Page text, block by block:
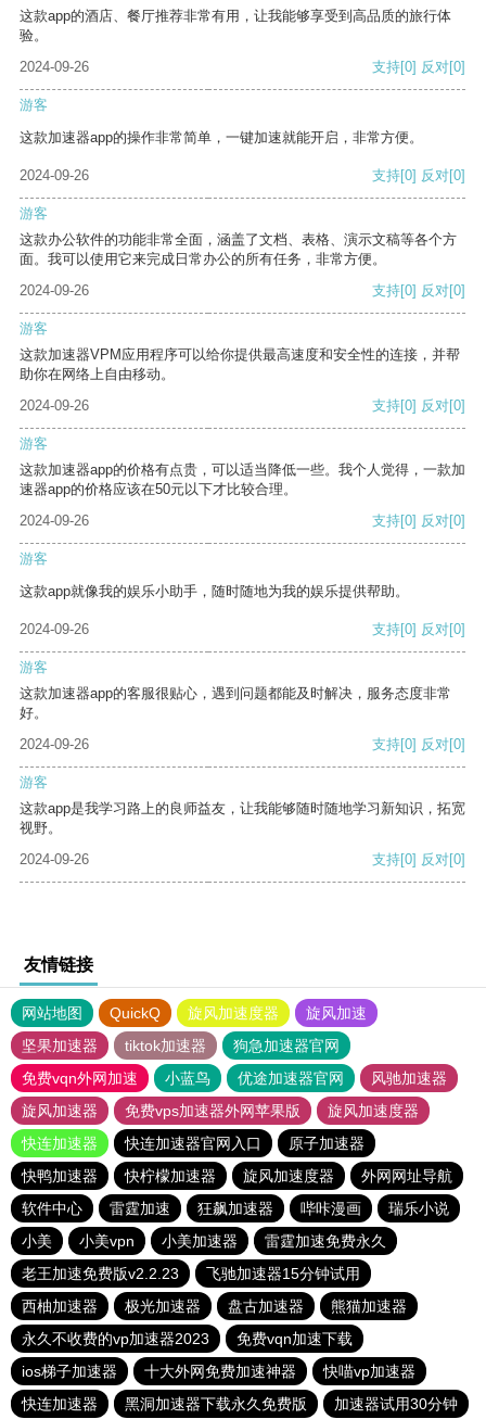
这款app的酒店、餐厅推荐非常有用，让我能够享受到高品质的旅行体
验。
2024-09-26
支持[0] 反对[0]
游客
这款加速器app的操作非常简单，一键加速就能开启，非常方便。
2024-09-26 支持[0] 反对[0]
游客
这款办公软件的功能非常全面，涵盖了文档、表格、演示文稿等各个方
面。我可以使用它来完成日常办公的所有任务，非常方便。
2024-09-26
支持[0] 反对[0]
游客
这款加速器VPM应用程序可以给你提供最高速度和安全性的连接，并帮
助你在网络上自由移动。
2024-09-26
支持[0] 反对[0]
游客
这款加速器app的价格有点贵，可以适当降低一些。我个人觉得，一款加
速器app的价格应该在50元以下才比较合理。
2024-09-26
支持[0] 反对[0]
游客
这款app就像我的娱乐小助手，随时随地为我的娱乐提供帮助。
2024-09-26 支持[0] 反对[0]
游客
这款加速器app的客服很贴心，遇到问题都能及时解决，服务态度非常
好。
2024-09-26
支持[0] 反对[0]
游客
这款app是我学习路上的良师益友，让我能够随时随地学习新知识，拓宽
视野。
2024-09-26
支持[0] 反对[0]
友情链接
网站地图 QuickQ 旋风加速度器
旋风加速
坚果加速器
tiktok加速器
狗急加速器官网
免费vqn外网加速
小蓝鸟 优途加速器官网
风驰加速器
旋风加速器
免费vps加速器外网苹果版
旋风加速度器
快连加速器
快连加速器官网入口
原子加速器
快鸭加速器
快柠檬加速器 旋风加速度器
外网网址导航
软件中心
雷霆加速 狂飙加速器 哔咔漫画
瑞乐小说
小美
小美vpn 小美加速器
雷霆加速免费永久
老王加速免费版v2.2.23
飞驰加速器15分钟试用
西柚加速器
极光加速器 盘古加速器
熊猫加速器
永久不收费的vp加速器2023
免费vqn加速下载
ios梯子加速器
十大外网免费加速神器
快喵vp加速器
快连加速器
黑洞加速器下载永久免费版 加速器试用30分钟